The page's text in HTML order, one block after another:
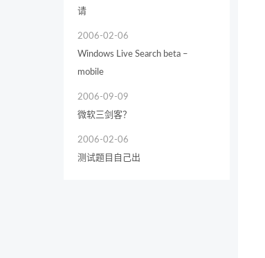
请
2006-02-06
Windows Live Search beta –
mobile
2006-09-09
微软三剑客？
2006-02-06
测试题目自己出